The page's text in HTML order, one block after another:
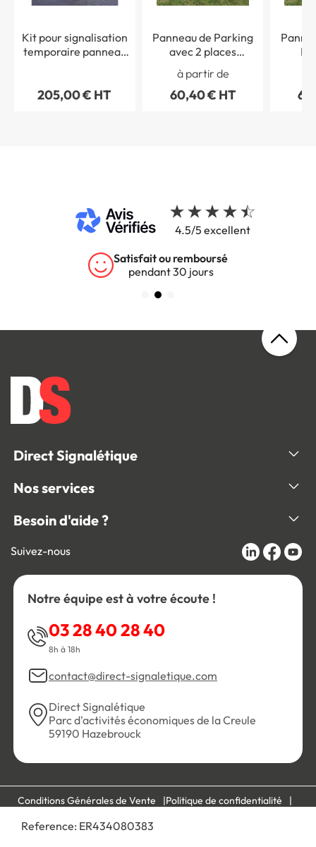
Reference: ER434080383
Kit pour signalisation
temporaire panneau
15kg
205,00 € HT
Panneau de Parking
avec 2 places
Réservées aux
Handicapés - H 150 x L
450 mm - Alu dibond 3
à partir de
60,40 € HT
mm -
4.5/5 excellent
Garantie 5 ans
sur tous nos produits
Direct Signalétique
Nos services
Besoin d'aide ?
Suivez-nous
Notre équipe est à votre écoute !
03 28 40 28 40
8h à 18h
contact@direct-signaletique.com
Direct Signalétique
Parc d'activités économiques de la Creule
59190 Hazebrouck
Conditions Générales de Vente
Politique de confidentialité
Mentions légales